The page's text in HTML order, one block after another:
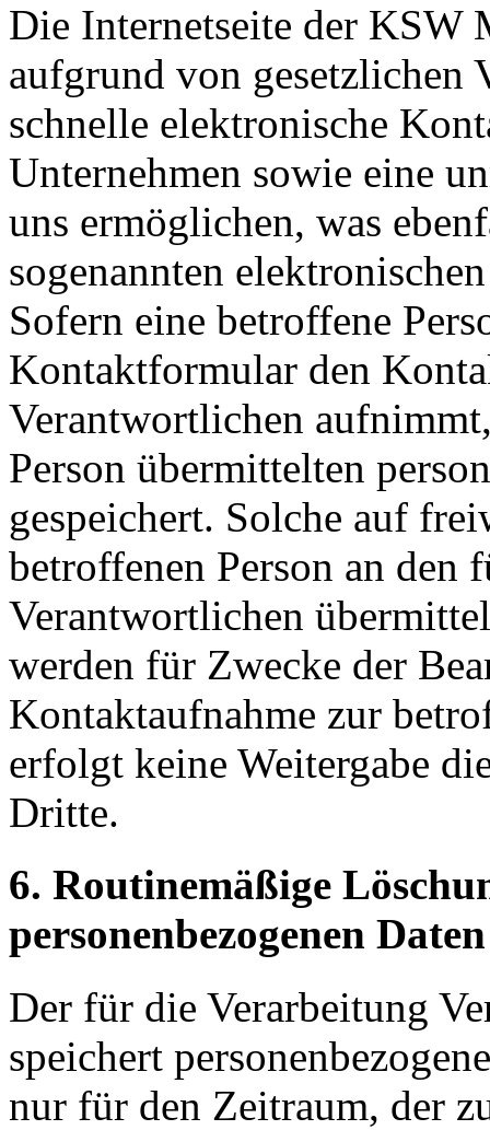
Die Internetseite der KSW
aufgrund von gesetzlichen
schnelle elektronische
Unternehmen sowie eine
uns ermöglichen, was
sogenannten
Sofern eine betroffene
Kontaktformular den
Verantwortlichen
Person übermittelten
gespeichert. Solche auf
betroffenen Person an den
Verantwortlichen
werden für Zwecke der
Kontaktaufnahme zur
erfolgt keine Weitergabe
Dritte.
6. Routinemäßige
personenbezogenen Daten
Der für die Verarbeitung
speichert
nur für den Zeitraum, der